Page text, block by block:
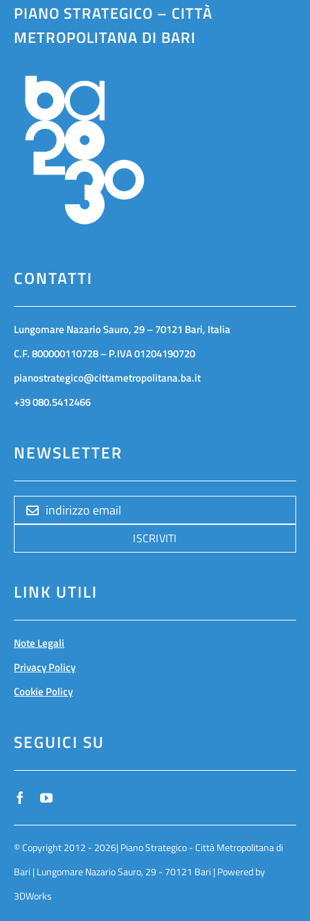
PIANO STRATEGICO – CITTÀ
METROPOLITANA DI BARI
CONTATTI
Lungomare Nazario Sauro, 29 – 70121 Bari, Italia
C.F. 800000110728 – P.IVA 01204190720
pianostrategico@cittametropolitana.ba.it
+39 080.5412466
NEWSLETTER
ISCRIVITI
LINK UTILI
Note Legali
Privacy Policy
Cookie Policy
SEGUICI SU
© Copyright 2012 - 2026| Piano Strategico - Città Metropolitana di
Bari | Lungomare Nazario Sauro, 29 - 70121 Bari | Powered by
3DWorks